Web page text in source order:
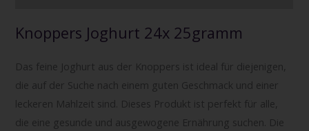
Knoppers Joghurt 24x 25gramm
Das feine Joghurt aus der Knoppers ist ideal für diejenigen,
die auf der Suche nach einem guten Geschmack und einer
leckeren Mahlzeit sind. Dieses Produkt ist perfekt für alle,
die eine gesunde und ausgewogene Ernährung suchen. Die